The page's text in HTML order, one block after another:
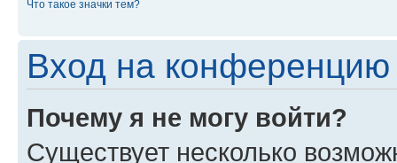
Что такое значки тем?
Вход на конференцию
Почему я не могу войти?
Существует несколько